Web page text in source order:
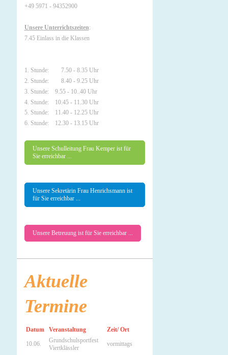
+49 5971 - 94352900
Unsere Unterrichtszeiten:
7.45 Einlass in die Klassen
1. Stunde: 7.50 - 8.35 Uhr
2. Stunde: 8.40 - 9.25 Uhr
3. Stunde: 9.55 - 10..40 Uhr
4. Stunde: 10.45 - 11.30 Uhr
5. Stunde: 11.40 - 12.25 Uhr
6. Stunde: 12.30 - 13.15 Uhr
Unsere Schulleitung Frau Kemper ist für
Sie erreichbar ...
Unsere Sekretärin Frau Henrichsmann ist
für Sie erreichbar ...
Unsere Betreuung ist für Sie erreichbar ...
Aktuelle
Termine
Datum Veranstaltung Zeit/ Ort
10.06.
Grundschulsportfest
Viertklässler
vormittags